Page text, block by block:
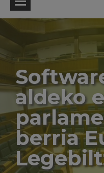
aldeko
berria